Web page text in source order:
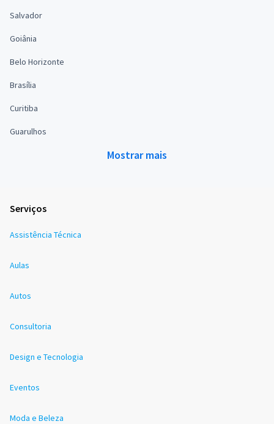
Salvador
Goiânia
Belo Horizonte
Brasília
Curitiba
Guarulhos
Mostrar mais
Serviços
Assistência Técnica
Aulas
Autos
Consultoria
Design e Tecnologia
Eventos
Moda e Beleza